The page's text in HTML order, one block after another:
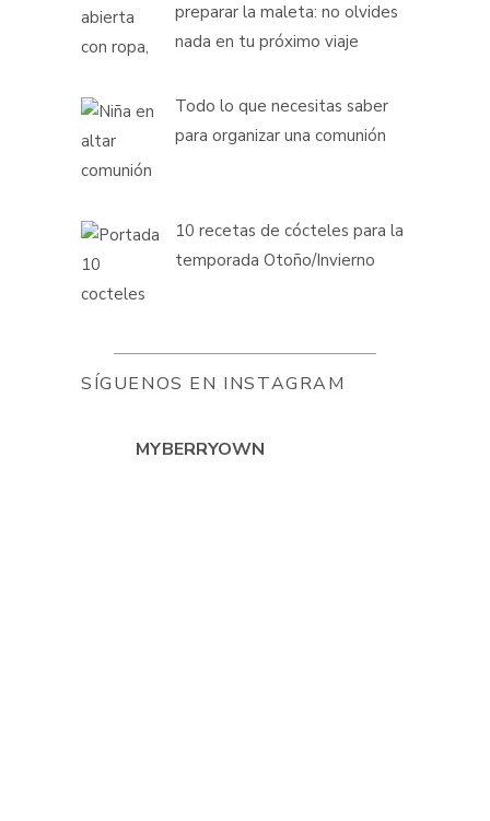
preparar la maleta: no olvides
nada en tu próximo viaje
Todo lo que necesitas saber
para organizar una comunión
10 recetas de cócteles para la
temporada Otoño/Invierno
SÍGUENOS EN INSTAGRAM
MYBERRYOWN